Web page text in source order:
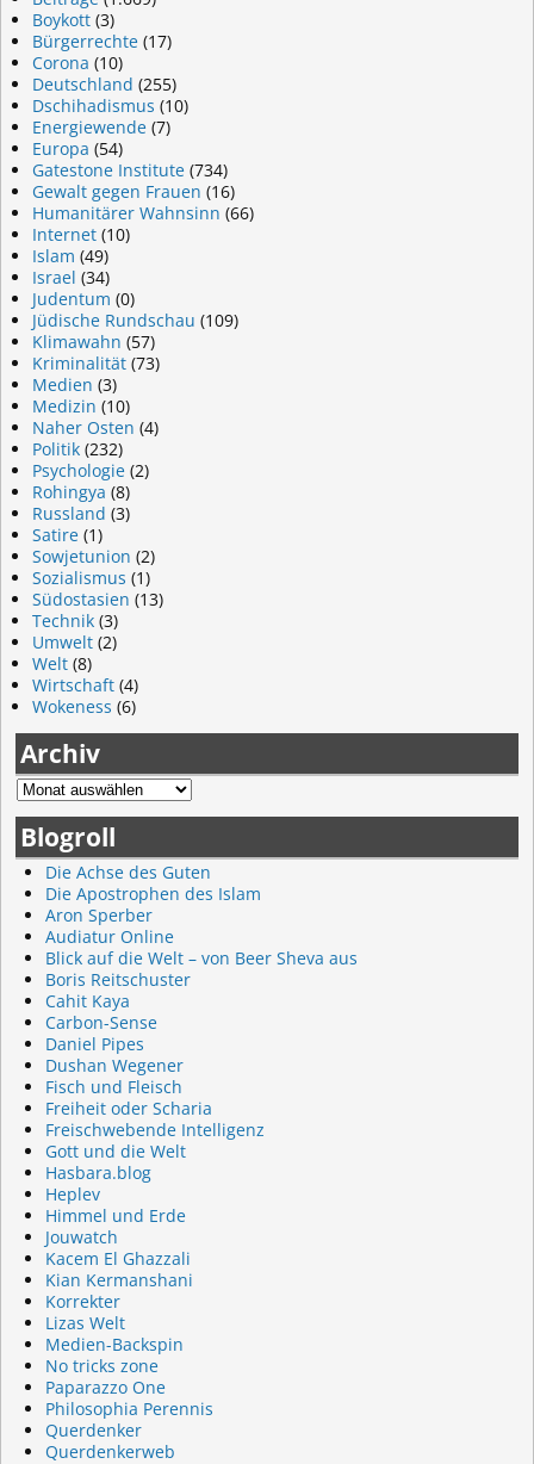
Boykott (3)
Bürgerrechte (17)
Corona (10)
Deutschland (255)
Dschihadismus (10)
Energiewende (7)
Europa (54)
Gatestone Institute (734)
Gewalt gegen Frauen (16)
Humanitärer Wahnsinn (66)
Internet (10)
Islam (49)
Israel (34)
Judentum (0)
Jüdische Rundschau (109)
Klimawahn (57)
Kriminalität (73)
Medien (3)
Medizin (10)
Naher Osten (4)
Politik (232)
Psychologie (2)
Rohingya (8)
Russland (3)
Satire (1)
Sowjetunion (2)
Sozialismus (1)
Südostasien (13)
Technik (3)
Umwelt (2)
Welt (8)
Wirtschaft (4)
Wokeness (6)
Archiv
Blogroll
Die Achse des Guten
Die Apostrophen des Islam
Aron Sperber
Audiatur Online
Blick auf die Welt – von Beer Sheva aus
Boris Reitschuster
Cahit Kaya
Carbon-Sense
Daniel Pipes
Dushan Wegener
Fisch und Fleisch
Freiheit oder Scharia
Freischwebende Intelligenz
Gott und die Welt
Hasbara.blog
Heplev
Himmel und Erde
Jouwatch
Kacem El Ghazzali
Kian Kermanshani
Korrekter
Lizas Welt
Medien-Backspin
No tricks zone
Paparazzo One
Philosophia Perennis
Querdenker
Querdenkerweb